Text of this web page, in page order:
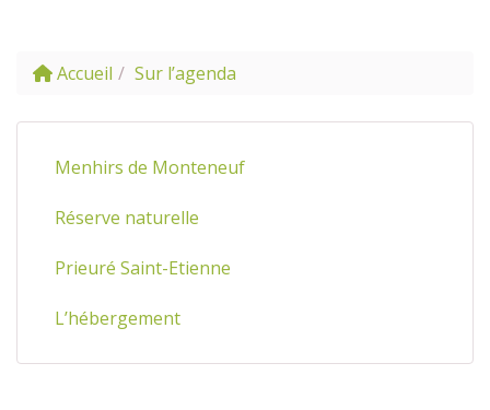
Accueil Sur l’agenda
Menhirs de Monteneuf
Réserve naturelle
Prieuré Saint-Etienne
L’hébergement